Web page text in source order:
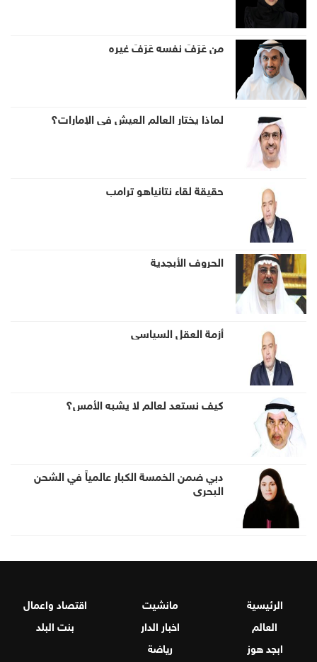
من عَرَفَ نفسه عَرَفَ غيره
لماذا يختار العالم العيش في الإمارات؟
حقيقة لقاء نتانياهو ترامب
الحروف الأبجدية
أزمة العقل السياسي
كيف نستعد لعالم لا يشبه الأمس؟
دبي ضمن الخمسة الكبار عالمياً في الشحن
البحري
الرئيسية مانشيت
اقتصاد واعمال
العالم
اخبار الدار
بنت البلد
ابجد هوز
رياضة